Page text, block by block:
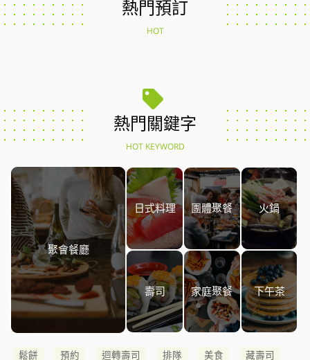
熱門預訂
HOT
熱門關鍵字
HOT KEYWORD
聚會餐廳
日式料理 團體聚餐 火鍋
壽司 家庭聚餐 下午茶
鬆餅 預約 迴轉壽司 排隊 美食 藏壽司